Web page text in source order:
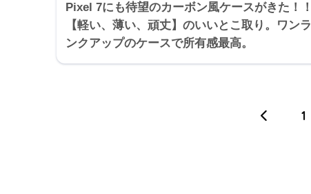
Pixel 7にも待望のカーボン風ケースがきた！！
【軽い、薄い、頑丈】のいいとこ取り。ワンラ
ンクアップのケースで所有感最高。
1